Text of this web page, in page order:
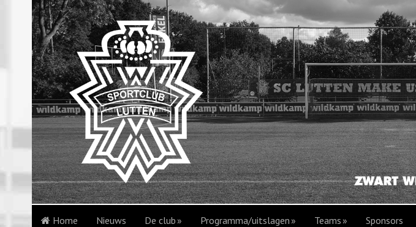
Home Nieuws De club Programma/uitslagen Teams Sponsors